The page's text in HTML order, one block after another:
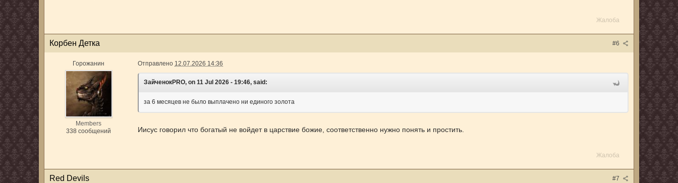
Жалоба
#6
Корбен Детка
Горожанин
Members
338 сообщений
Отправлено 12.07.2026 14:36
ЗайченокPRO, on 11 Jul 2026 - 19:46, said:
за 6 месяцев не было выплачено ни единого золота
Иисус говорил что богатый не войдет в царствие божие, соответственно нужно понять и простить.
Жалоба
#7
Red Devils